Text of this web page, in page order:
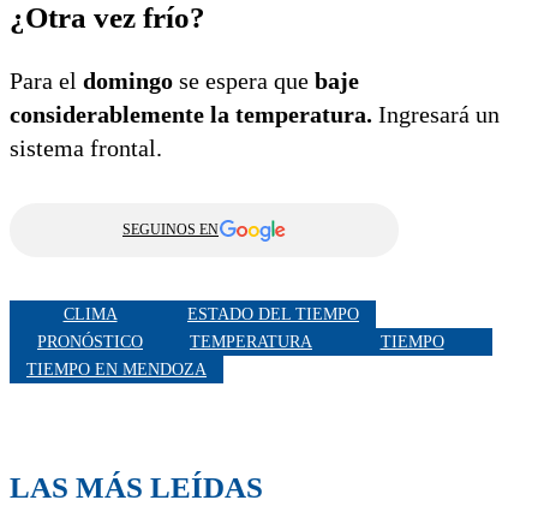
¿Otra vez frío?
Para el domingo se espera que baje
considerablemente la temperatura. Ingresará un
sistema frontal.
SEGUINOS EN
CLIMA
ESTADO DEL TIEMPO
PRONÓSTICO
TEMPERATURA
TIEMPO
TIEMPO EN MENDOZA
LAS MÁS LEÍDAS